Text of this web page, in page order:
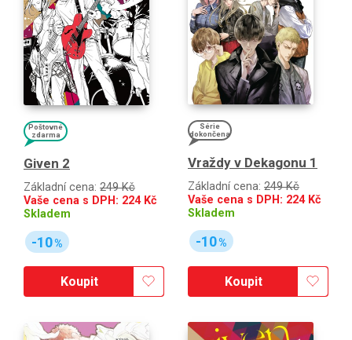
Poštovné
zdarma
Given 2
Základní cena: 249 Kč
Vaše cena s DPH: 224Kč
Skladem
-10%
Koupit
Série
dokončena
Vraždy v Dekagonu 1
Základní cena: 249 Kč
Vaše cena s DPH: 224Kč
Skladem
-10%
Koupit